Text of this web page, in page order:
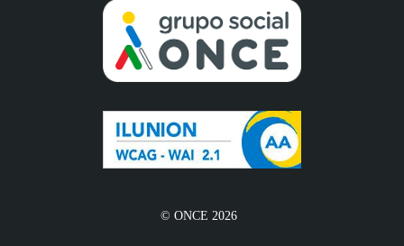
© ONCE 2026